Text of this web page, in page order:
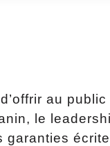
au
le
garanties